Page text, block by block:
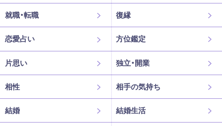
就職・転職 復縁
恋愛占い 方位鑑定
片思い 独立・開業
相性 相手の気持ち
結婚 結婚生活